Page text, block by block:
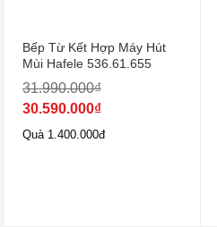
Bếp Từ Kết Hợp Máy Hút
Mùi Hafele 536.61.655
31.990.000₫
30.590.000₫
Quà 1.400.000đ